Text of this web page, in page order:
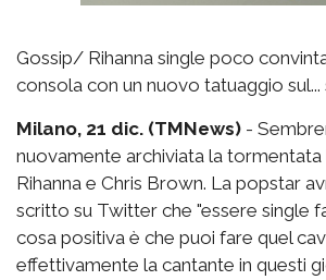
Gossip/ Rihanna single poco
consola con un nuovo tatuaggio sul...
Milano, 21 dic. (TMNews) -
nuovamente archiviata la
Rihanna e Chris Brown. La popstar
scritto su Twitter che "essere single
cosa positiva è che puoi fare quel
effettivamente la cantante in questi